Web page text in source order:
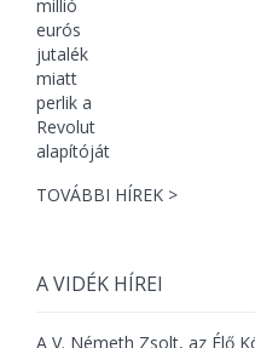
TOVÁBBI HÍREK >
A VIDÉK HÍREI
A V. Németh Zsolt, az Élő